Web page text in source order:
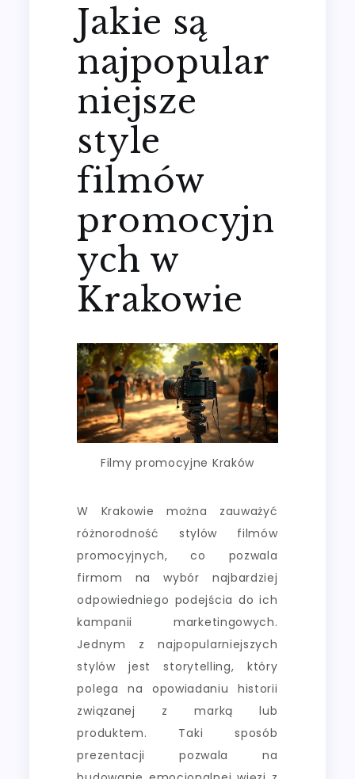
Jakie są
najpopular
niejsze
style
filmów
promocyjn
ych w
Krakowie
Filmy promocyjne Kraków
W Krakowie można zauważyć
różnorodność stylów filmów
promocyjnych, co pozwala
firmom na wybór najbardziej
odpowiedniego podejścia do ich
kampanii marketingowych.
Jednym z najpopularniejszych
stylów jest storytelling, który
polega na opowiadaniu historii
związanej z marką lub
produktem. Taki sposób
prezentacji pozwala na